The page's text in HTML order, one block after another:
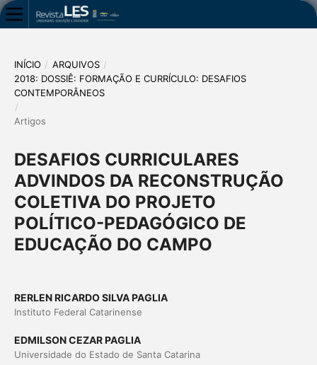
INÍCIO / ARQUIVOS /
2018: DOSSIÊ: FORMAÇÃO E CURRÍCULO: DESAFIOS
CONTEMPORÂNEOS
/
Artigos
DESAFIOS CURRICULARES
ADVINDOS DA RECONSTRUÇÃO
COLETIVA DO PROJETO
POLÍTICO-PEDAGÓGICO DE
EDUCAÇÃO DO CAMPO
RERLEN RICARDO SILVA PAGLIA
Instituto Federal Catarinense
EDMILSON CEZAR PAGLIA
Universidade do Estado de Santa Catarina